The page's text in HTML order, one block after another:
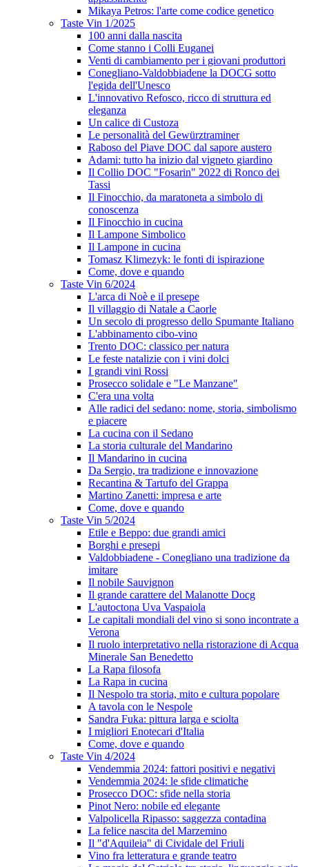
Mikaya Petros: l'arte come codice genetico
Taste Vin 1/2025
100 anni dalla nascita
Come stanno i Colli Euganei
Venti di cambiamento per i giovani produttori
Conegliano-Valdobbiadene la DOCG sotto
l'egida dell'Unesco
L'innovativo Refosco, ricco di struttura ed
eleganza
Un calice di Custoza
Le personalità del Gewürztraminer
Raboso del Piave DOC dal sapore austero
Adami: tutto ha inizio dal vigneto giardino
Il Collio DOC "Fosarin" 2022 di Ronco dei
Tassi
Il Finocchio, da maratoneta a simbolo di
conoscenza
Il Finocchio in cucina
Il Lampone Simbolico
Il Lampone in cucina
Tomasz Klimezyk: le fonti di ispirazione
Come, dove e quando
Taste Vin 6/2024
L'arca di Noè e il presepe
Il villaggio di Natale a Caorle
Un secolo di progresso dello Spumante Italiano
L'abbinamento cibo-vino
Trento DOC: classico per natura
Le feste natalizie con i vini dolci
I grandi vini Rossi
Prosecco solidale e "Le Manzane"
C'era una volta
Alle radici del sedano: nome, storia, simbolismo
e piacere
La cucina con il Sedano
La storia culturale del Mandarino
Il Mandarino in cucina
Da Sergio, tra tradizione e innovazione
Recantina & Tartufo del Grappa
Martino Zanetti: impresa e arte
Come, dove e quando
Taste Vin 5/2024
Etile e Beppo: due grandi amici
Borghi e presepi
Valdobbiadene - Conegliano una tradizione da
imitare
Il nobile Sauvignon
Il grande carattere del Malanotte Docg
L'autoctona Uva Vaspaiola
Le capitali mondiali del vino si sono incontrate a
Verona
Il ruolo interpretativo nella ristorazione di Acqua
Minerale San Benedetto
La Rapa filosofa
La Rapa in cucina
Il Nespolo tra storia, mito e cultura popolare
A tavola con le Nespole
Sandra Fuka: pittura larga e sciolta
I migliori Enotecari d'Italia
Come, dove e quando
Taste Vin 4/2024
Vendemmia 2024: fattori positivi e negativi
Vendemmia 2024: le sfide climatiche
Prosecco DOC: sfide nella storia
Pinot Nero: nobile ed elegante
Valpolicella Ripasso: saggezza contadina
La felice nascita del Marzemino
Il "d'Aquileia" di Cividale del Friuli
Vino fra letteratura e grande teatro